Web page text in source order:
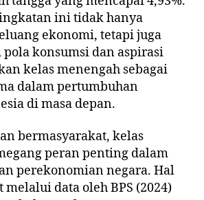
ini tidak hanya
ekonomi, tetapi juga
konsumsi dan aspirasi
kelas menengah sebagai
dalam pertumbuhan
di masa depan.
bermasyarakat, kelas
peran penting dalam
perekonomian negara. Hal
data oleh BPS (2024)